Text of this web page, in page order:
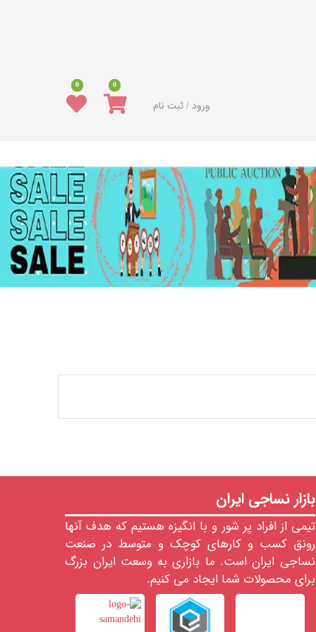
ورود / ثبت نام
0
0
بازار نساجی ایران
تیمی از افراد پر شور و با انگیزه هستیم که هدف آنها
رونق کسب و کارهای کوچک و متوسط در صنعت
نساجی ایران است. ما بازاری به وسعت ایران بزرگ
برای محصولات شما ایجاد می کنیم.